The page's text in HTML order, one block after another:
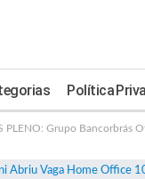
Política
PLENO: Grupo Bancorbrás